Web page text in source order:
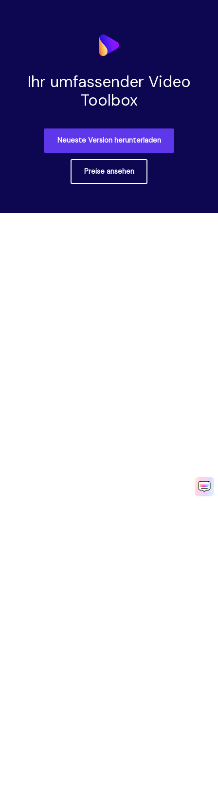
Ihr umfassender Video
Toolbox
Neueste Version herunterladen
Preise ansehen